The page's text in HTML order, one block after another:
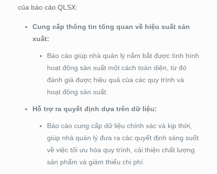
của báo cáo QLSX:
Cung cấp thông tin tổng quan về hiệu suất sản
xuất:
Báo cáo giúp nhà quản lý nắm bắt được tình hình
hoạt động sản xuất một cách toàn diện, từ đó
đánh giá được hiệu quả của các quy trình và
hoạt động sản xuất.
Hỗ trợ ra quyết định dựa trên dữ liệu:
Báo cáo cung cấp dữ liệu chính xác và kịp thời,
giúp nhà quản lý đưa ra các quyết định sáng suốt
về việc tối ưu hóa quy trình, cải thiện chất lượng
sản phẩm và giảm thiểu chi phí.